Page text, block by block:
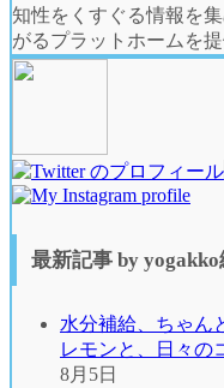
知性をくすぐる情報を
がるプラットホームを提
最新記事 by
⽔分補給、ちゃん
レモンと、⽇々の
8月5日